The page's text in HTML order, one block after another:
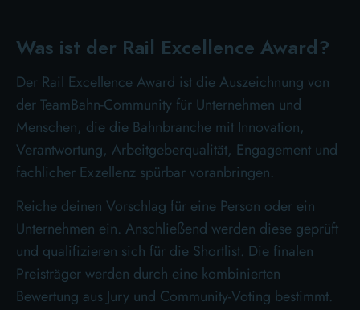
Was ist der Rail Excellence Award?
Der Rail Excellence Award ist die Auszeichnung von
der TeamBahn-Community für Unternehmen und
Menschen, die die Bahnbranche mit Innovation,
Verantwortung, Arbeitgeberqualität, Engagement und
fachlicher Exzellenz spürbar voranbringen.
Reiche deinen Vorschlag für eine Person oder ein
Unternehmen ein. Anschließend werden diese geprüft
und qualifizieren sich für die Shortlist. Die finalen
Preisträger werden durch eine kombinierten
Bewertung aus Jury und Community-Voting bestimmt.